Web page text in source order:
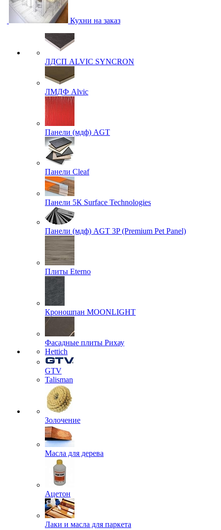
Кухни на заказ
ЛДСП ALVIC SYNCRON
ЛМДФ Alvic
Панели (мдф) AGT
Панели Cleaf
Панели 5К Surface Technologies
Панели (мдф) AGT 3P (Premium Pet Panel)
Плиты Eterno
Кроношпан MOONLIGHT
Фасадные плиты Рихау
Hettich
GTV
Talisman
Золочение
Масла для дерева
Ацетон
Лаки и масла для паркета